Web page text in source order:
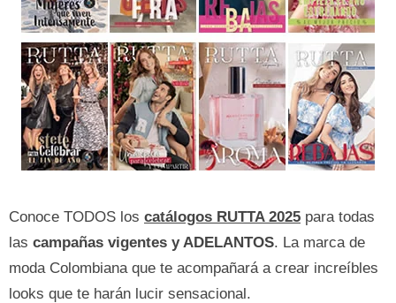
Conoce TODOS los catálogos RUTTA 2025 para todas
las campañas vigentes y ADELANTOS. La marca de
moda Colombiana que te acompañará a crear increíbles
looks que te harán lucir sensacional.